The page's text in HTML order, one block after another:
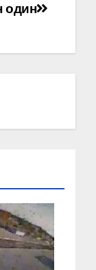
один